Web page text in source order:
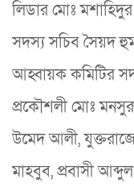
লিডার মোঃ
সদস্য সচিব সৈয়দ
আহ্বায়ক কমিটির
প্রকৌশলী মোঃ
উমেদ আলী,
মাহবুব, প্রবাসী